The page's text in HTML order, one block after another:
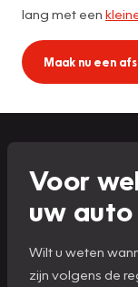
lang met een
Maak nu een
Voor
uw auto
Wilt u weten
zijn volgens de